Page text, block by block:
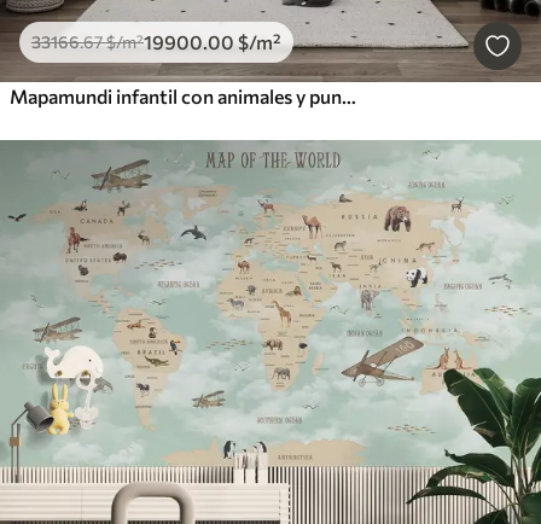
33166.67$/m²19900.00 $/m²
Mapamundi infantil con animales y puntos de referencia